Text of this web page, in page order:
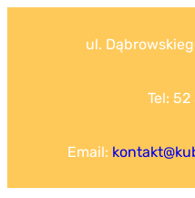
ul.
Tel:
Email: